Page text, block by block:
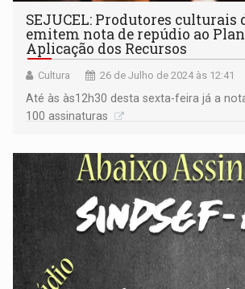
SEJUCEL: Produtores culturais
emitem nota de repúdio ao
Aplicação dos Recursos
Cultura 26 de Julho de 2024 às 12:41
Até às às12h30 desta sexta-feira já a
100 assinaturas